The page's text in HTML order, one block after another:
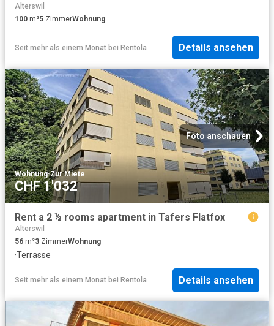
Alterswil
100 m²5 ZimmerWohnung
Seit mehr als einem Monat bei Rentola Details ansehen
Foto anschauen
Wohnung·Zur Miete
CHF 1'032
Rent a 2 ½ rooms apartment in Tafers Flatfox
Alterswil
56 m²3 ZimmerWohnung
·Terrasse
Seit mehr als einem Monat bei Rentola Details ansehen